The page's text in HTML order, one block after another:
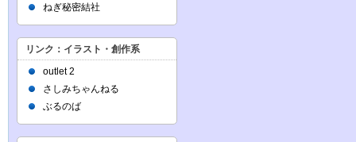
ねぎ秘密結社
リンク：イラスト・創作系
outlet 2
さしみちゃんねる
ぶるのば